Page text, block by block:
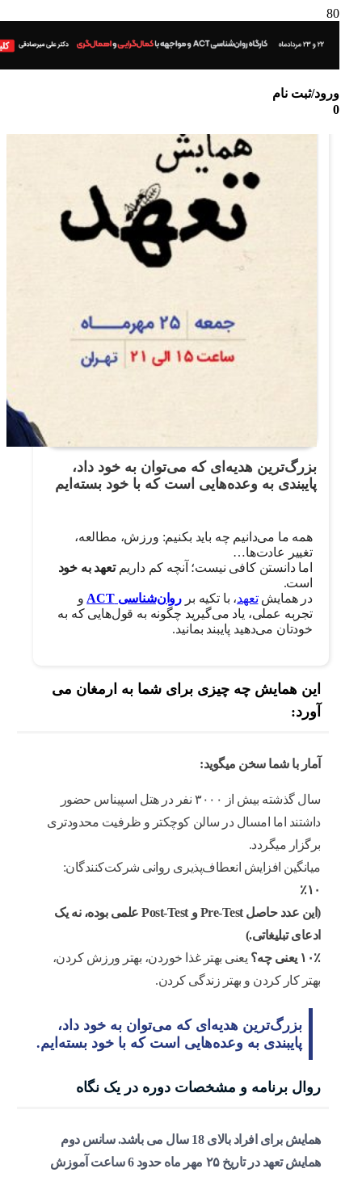
ورود/ثبت نام
بزرگ‌ترین هدیه‌ای که می‌توان به خود داد،
پایبندی به وعده‌هایی است که با خود بسته‌ایم
همه ما می‌دانیم چه باید بکنیم: ورزش، مطالعه،
تغییر عادت‌ها…
اما دانستن کافی نیست؛ آنچه کم داریم تعهد به خود
است.
در همایشتعهد ، با تکیه برروان‌شناسی ACT
و
تجربه عملی، یاد می‌گیرید چگونه به قول‌هایی که به
خودتان می‌دهید پایبند بمانید.
این همایش چه چیزی برای شما به ارمغان می
آورد:
آمار با شما سخن میگوید:
سال گذشته بیش از ۳۰۰۰ نفر در هتل اسپیناس حضور
داشتند اما امسال در سالن کوچکتر و ظرفیت محدودتری
برگزار میگردد.
میانگین افزایش انعطاف‌پذیری روانی شرکت‌کنندگان:
(این عدد حاصل Pre-Test و Post-Test علمی بوده، نه یک
ادعای تبلیغاتی.)
یعنی بهتر غذا خوردن، بهتر ورزش کردن،
بهتر کار کردن و بهتر زندگی کردن.
بزرگ‌ترین هدیه‌ای که می‌توان به خود داد،
پایبندی به وعده‌هایی است که با خود بسته‌ایم.
روال برنامه و مشخصات دوره در یک نگاه
همایش برای افراد بالای 18 سال
می باشد. سانس دوم
همایش تعهددر تاریخ۲۵ مهر
ماه حدود 6 ساعت آموزش